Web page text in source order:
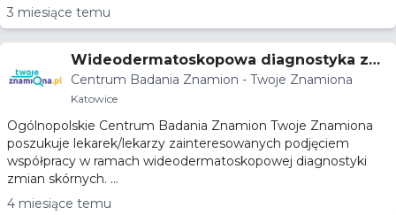
3 miesiące temu
Wideodermatoskopowa diagnostyka zmi
an skórnych
Centrum Badania Znamion - Twoje Znamiona
Katowice
Ogólnopolskie Centrum Badania Znamion Twoje Znamiona
poszukuje lekarek/lekarzy zainteresowanych podjęciem
współpracy w ramach wideodermatoskopowej diagnostyki
zmian skórnych. ...
4 miesiące temu